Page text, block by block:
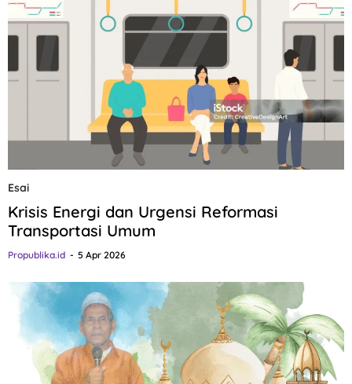
Esai
Krisis Energi dan Urgensi Reformasi
Transportasi Umum
Propublika.id 5 Apr 2026